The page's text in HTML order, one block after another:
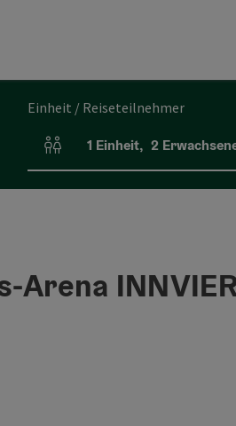
Einheit / Reiseteilnehmer
Einheitenanzahl und
1 Einheit, 2
Arena